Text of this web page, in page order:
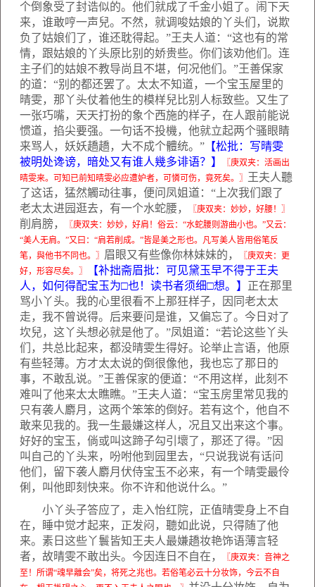
个倒象受了封诰似的。他们就成了千金小姐了。闹下天
来，谁敢哼一声兒。不然，就调唆姑娘的丫头们，说欺
负了姑娘们了，谁还耽得起。”王夫人道：“这也有的常
情，跟姑娘的丫头原比别的娇贵些。你们该劝他们。连
主子们的姑娘不教导尚且不堪，何况他们。”王善保家
的道：“别的都还罢了。太太不知道，一个宝玉屋里的
晴雯，那丫头仗着他生的模样兒比别人标致些。又生了
一张巧嘴，天天打扮的象个西施的样子，在人跟前能说
惯道，掐尖要强。一句话不投機，他就立起两个骚眼睛
来骂人，妖妖趫趫，大不成个體统。” 【松批：写晴雯
被明处谗谤，暗处又有谁人幾多诽语？】
〖庚双夹：活画出
晴雯来。可知已前知晴雯必应遭妒者，可憐可伤，竟死矣。〗
王夫人聽
了这话，猛然觸动往事，便问凤姐道：“上次我们跟了
老太太进园逛去，有一个水蛇腰，
〖庚双夹：妙妙，好腰！〗
削肩膀，
〖庚双夹：妙妙，好肩！俗云：“水蛇腰则游曲小也。”又云：
“美人无肩。”又曰：“肩若削成。”皆是美之形也。凡写美人皆用俗笔反
笔，與他书不同也。〗 眉眼又有些像你林妹妹的，
〖庚双夹：更
好，形容尽矣。〗
【补拙斋眉批：可见黛玉早不得于王夫
人，如何得配宝玉为□也！读书者须细□想。】 正在那里
骂小丫头。我的心里很看不上那狂样子，因同老太太
走，我不曾说得。后来要问是谁，又偏忘了。今日对了
坎兒，这丫头想必就是他了。”凤姐道：“若论这些丫头
们，共总比起来，都没晴雯生得好。论举止言语，他原
有些轻薄。方才太太说的倒很像他，我也忘了那日的
事，不敢乱说。”王善保家的便道：“不用这样，此刻不
难叫了他来太太瞧瞧。”王夫人道：“宝玉房里常见我的
只有袭人麝月，这两个笨笨的倒好。若有这个，他自不
敢来见我的。我一生最嫌这样人，况且又出来这个事。
好好的宝玉，倘或叫这蹄子勾引壞了，那还了得。”因
叫自己的丫头来，吩咐他到园里去，“只说我说有话问
他们，留下袭人麝月伏侍宝玉不必来，有一个晴雯最伶
俐，叫他即刻快来。你不许和他说什么。”
小丫头子答应了，走入怡红院，正值晴雯身上不自
在，睡中觉才起来，正发闷，聽如此说，只得随了他
来。素日这些丫鬟皆知王夫人最嫌趫妆艳饰语薄言轻
者，故晴雯不敢出头。今因连日不自在，
〖庚双夹：音神之
至！所谓“魂早離会”矣，将死之兆也。若俗笔必云十分妆饰，今云不自